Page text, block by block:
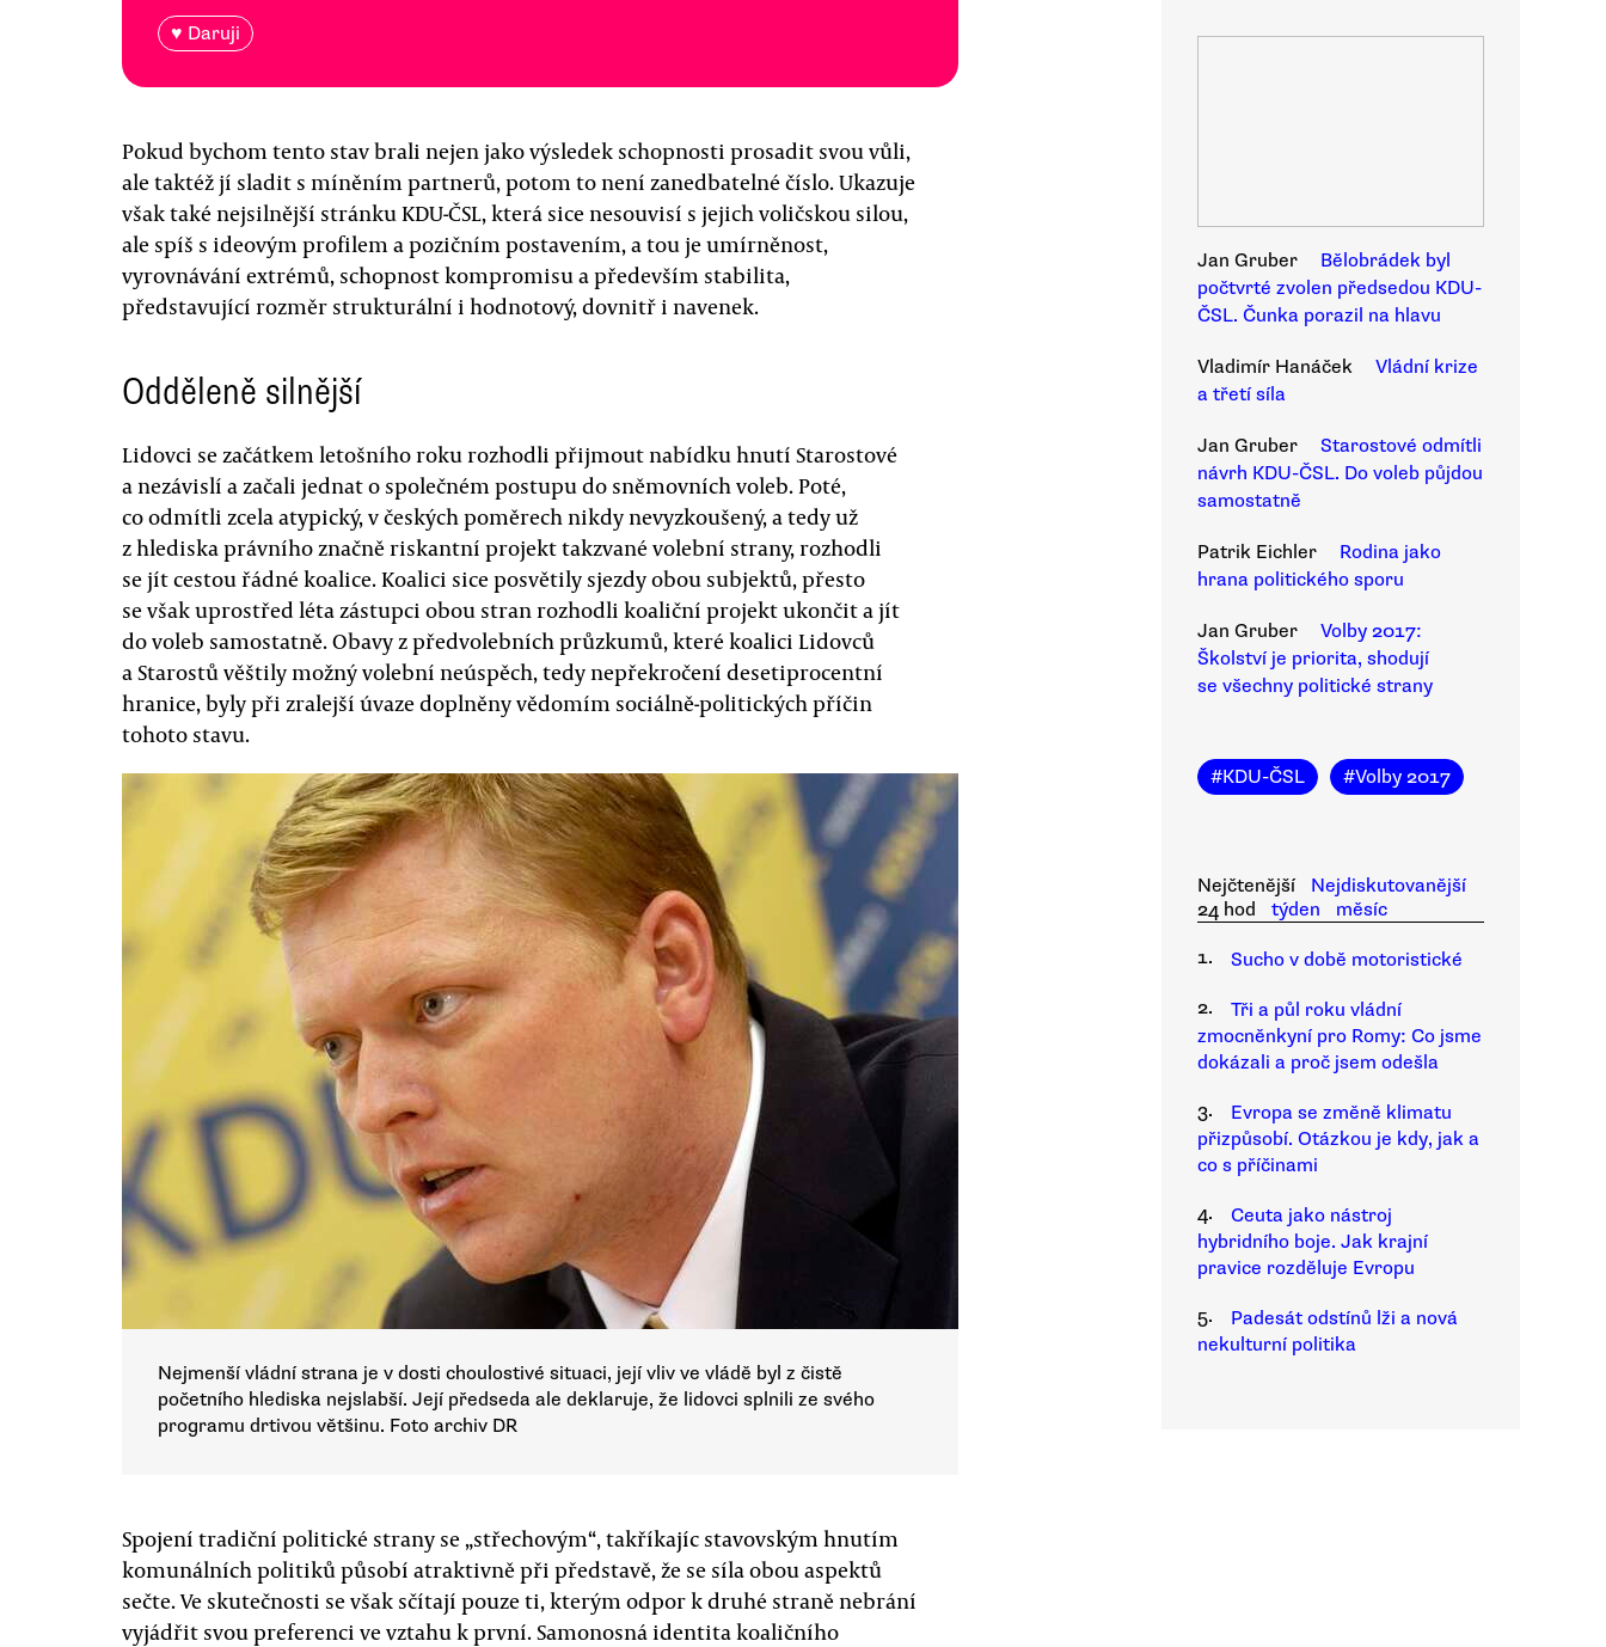
♥ Daruji
Pokud bychom tento stav brali nejen jako výsledek schopnosti prosadit svou vůli,
ale taktéž jí sladit s míněním partnerů, potom to není zanedbatelné číslo. Ukazuje
však také nejsilnější stránku KDU-ČSL, která sice nesouvisí s jejich voličskou silou,
ale spíš s ideovým profilem a pozičním postavením, a tou je umírněnost,
vyrovnávání extrémů, schopnost kompromisu a především stabilita,
představující rozměr strukturální i hodnotový, dovnitř i navenek.
Odděleně silnější
Lidovci se začátkem letošního roku rozhodli přijmout nabídku hnutí Starostové
a nezávislí a začali jednat o společném postupu do sněmovních voleb. Poté,
co odmítli zcela atypický, v českých poměrech nikdy nevyzkoušený, a tedy už
z hlediska právního značně riskantní projekt takzvané volební strany, rozhodli
se jít cestou řádné koalice. Koalici sice posvětily sjezdy obou subjektů, přesto
se však uprostřed léta zástupci obou stran rozhodli koaliční projekt ukončit a jít
do voleb samostatně. Obavy z předvolebních průzkumů, které koalici Lidovců
a Starostů věštily možný volební neúspěch, tedy nepřekročení desetiprocentní
hranice, byly při zralejší úvaze doplněny vědomím sociálně-politických příčin
tohoto stavu.
Nejmenší vládní strana je v dosti choulostivé situaci, její vliv ve vládě byl z čistě
početního hlediska nejslabší. Její předseda ale deklaruje, že lidovci splnili ze svého
programu drtivou většinu. Foto archiv DR
Spojení tradiční politické strany se „střechovým“, takříkajíc stavovským hnutím
komunálních politiků působí atraktivně při představě, že se síla obou aspektů
sečte. Ve skutečnosti se však sčítají pouze ti, kterým odpor k druhé straně nebrání
vyjádřit svou preferenci ve vztahu k první. Samonosná identita koaličního
Jan Gruber
Bělobrádek byl
počtvrté zvolen předsedou KDU-
ČSL. Čunka porazil na hlavu
Vladimír Hanáček
Vládní krize
a třetí síla
Jan Gruber
Starostové odmítli
návrh KDU-ČSL. Do voleb půjdou
samostatně
Patrik Eichler
Rodina jako
hrana politického sporu
Jan Gruber
Volby 2017:
Školství je priorita, shodují
se všechny politické strany
#KDU-ČSL #Volby 2017
Nejčtenější
Nejdiskutovanější
24 hod
týden
měsíc
1.
Sucho v době motoristické
2.
Tři a půl roku vládní
zmocněnkyní pro Romy: Co jsme
dokázali a proč jsem odešla
3.
Evropa se změně klimatu
přizpůsobí. Otázkou je kdy, jak a
co s příčinami
4.
Ceuta jako nástroj
hybridního boje. Jak krajní
pravice rozděluje Evropu
5.
Padesát odstínů lži a nová
nekulturní politika